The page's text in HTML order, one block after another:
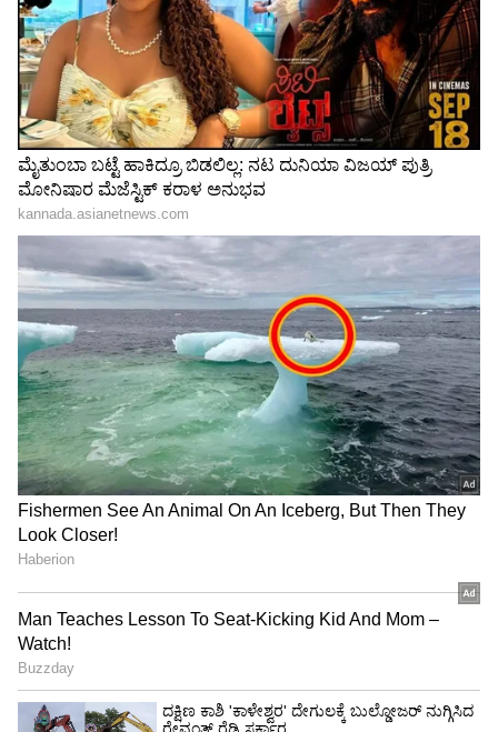
ಬಂದಿದ್ದಳು.
ಹುಡುಗಿಗೆ ಗಾಳ ಹಾಕಲು 50
ಸಾವಿರ, ಮಗು ಮಾಡಿ ಕೈಬಿಡಲು 5
ಲಕ್ಷ: ಯುವಕ ಏನೇನು ಹೇಳಿದ್ದಾನೆ
ಕೇಳಿ
ಪನೀರ್ ಪ್ರಿಯರಿಗೆ ಶಾಕ್​: ಇನ್ಮುಂದೆ
ಮಾರಿದ್ರೆ ಜೈಲು ಶಿಕ್ಷೆ! 'ಮಹಾ'
ನಿರ್ಧಾರ- ಏನಿದು Analogue
Paneer
LATEST VIDEOS
"ರಾಜಕೀಯ ಬೇಡ, ಸಿನಿಮಾನೇ ಪ್ರಾಣ":
ಕನಕೋತ್ಸವದಲ್ಲಿ ರಿಷಬ್ ಶೆಟ್ಟಿ | Rishab
Shetty speech | Suvarna News
ಶೇ.50 ರಿಂದ ಶೇ.18 ಕ್ಕೆ TAX ಇಳಿಕೆ: ಮೋದಿ-
ಟ್ರಂಪ್ ಐತಿಹಾಸಿಕ ಒಪ್ಪಂದ | India US
Trade Deal | Party Rounds